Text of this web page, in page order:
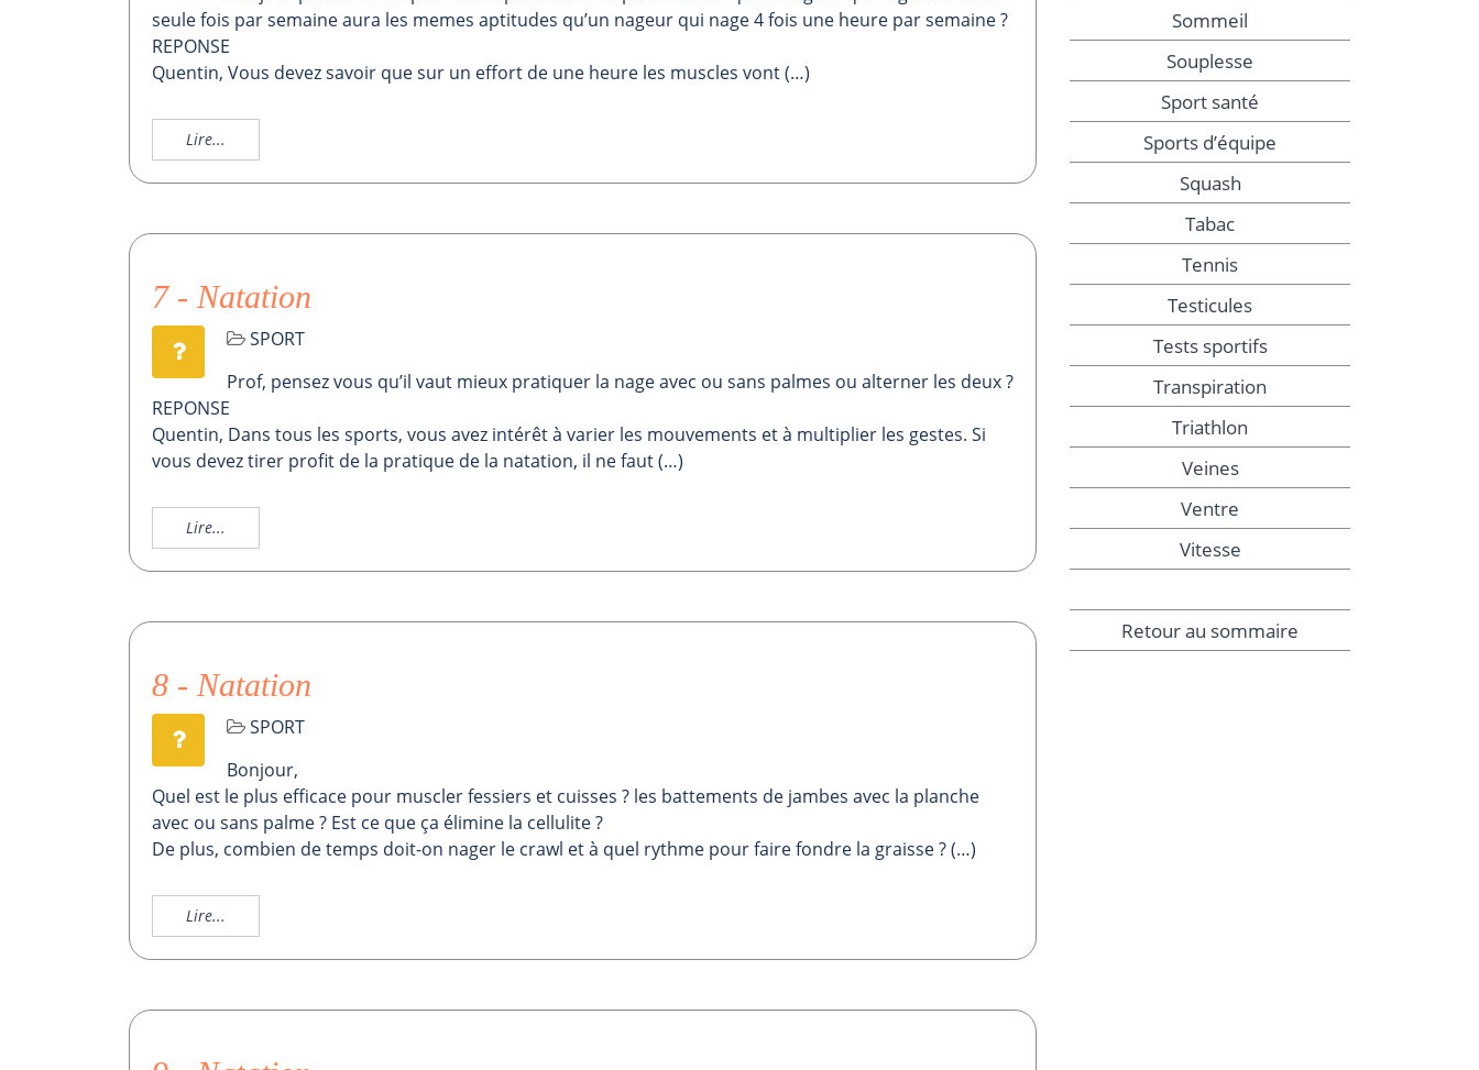
seule fois par semaine aura les memes aptitudes qu’un nageur qui nage 4 fois une heure par semaine ?
REPONSE
Quentin, Vous devez savoir que sur un effort de une heure les muscles vont (…)
Lire...
7 - Natation
SPORT
Prof, pensez vous qu’il vaut mieux pratiquer la nage avec ou sans palmes ou alterner les deux ?
REPONSE
Quentin, Dans tous les sports, vous avez intérêt à varier les mouvements et à multiplier les gestes. Si
vous devez tirer profit de la pratique de la natation, il ne faut (…)
Lire...
8 - Natation
SPORT
Bonjour,
Quel est le plus efficace pour muscler fessiers et cuisses ? les battements de jambes avec la planche
avec ou sans palme ? Est ce que ça élimine la cellulite ?
De plus, combien de temps doit-on nager le crawl et à quel rythme pour faire fondre la graisse ? (…)
Lire...
Sommeil
Souplesse
Sport santé
Sports d’équipe
Squash
Tabac
Tennis
Testicules
Tests sportifs
Transpiration
Triathlon
Veines
Ventre
Vitesse
Retour au sommaire